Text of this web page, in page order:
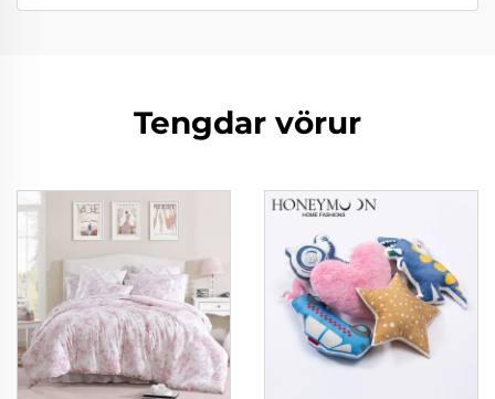
Tengdar vörur